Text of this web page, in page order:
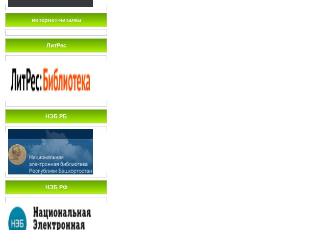
интернет-читалка
ЛитРес
НЭБ РБ
НЭБ РФ